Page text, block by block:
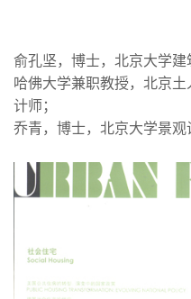
俞孔坚，博士，北京大学建
哈佛大学兼职教授，北京
计师；
乔青，博士，北京大学景